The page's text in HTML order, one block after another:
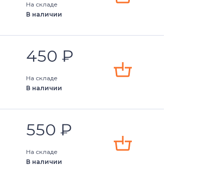
На складе
В наличии
450 ₽
На складе
В наличии
550 ₽
На складе
В наличии